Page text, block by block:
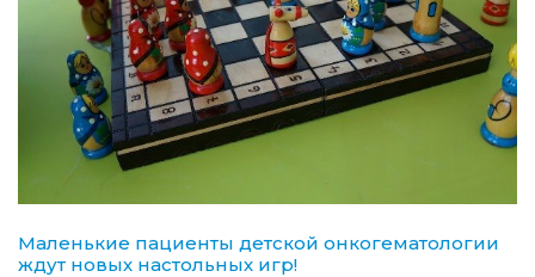
Маленькие пациенты детской онкогематологии
ждут новых настольных игр!